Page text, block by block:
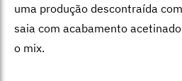
uma produção descontraída
saia com acabamento
o mix.